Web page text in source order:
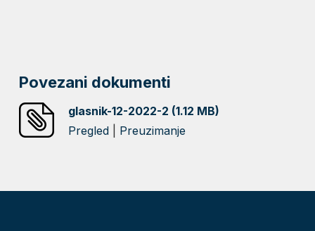
Povezani dokumenti
glasnik-12-2022-2 (1.12 MB)
Pregled
Preuzimanje